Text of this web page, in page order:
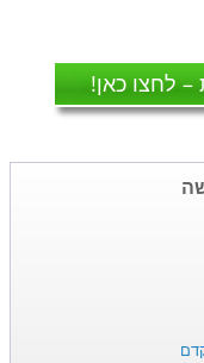
– לחצו כאן!